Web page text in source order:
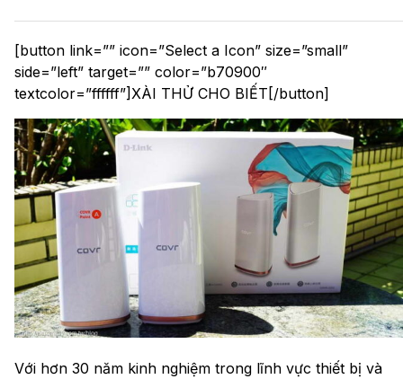
[button link=”” icon=”Select a Icon” size=”small”
side=”left” target=”” color=”b70900″
textcolor=”ffffff”]XÀI THỬ CHO BIẾT[/button]
Với hơn 30 năm kinh nghiệm trong lĩnh vực thiết bị và